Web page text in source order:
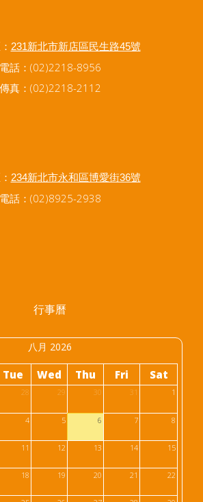
231新北市新店區民生路45號
電話：(02)2218-8956
傳真：(02)2218-2112
234新北市永和區博愛街36號
電話：(02)8925-2938
行事曆
八月 2026
Tue Wed Thu Fri Sat
28 29 30 31 1
4 5 6 7 8
11 12 13 14 15
18 19 20 21 22